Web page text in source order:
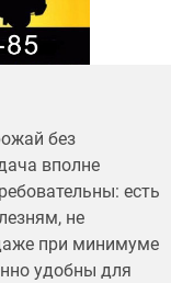
без
вполне
есть
не
при минимуме
удобны для